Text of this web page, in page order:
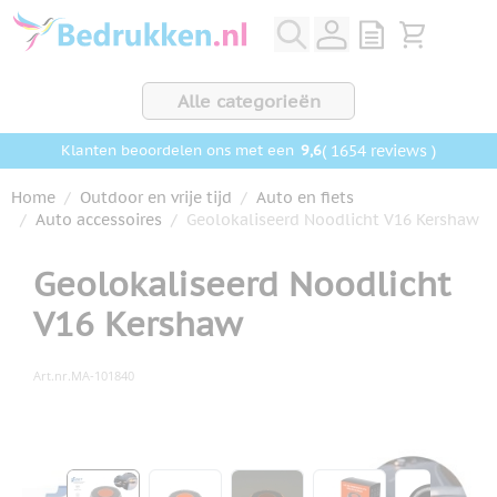
Ga naar de inhoud
View quote,
Bekijk
Alle categorieën
Klanten beoordelen ons met een 9,6( 1654 reviews )
Home / Outdoor en vrije tijd / Auto en fiets
/ Auto accessoires / Geolokaliseerd Noodlicht V16 Kershaw
Geolokaliseerd Noodlicht
V16 Kershaw
Art.nr. MA-101840
Klik om afbeelding op volledig scherm te bekijken
View larger imageView larger imageView larger image
View largerView